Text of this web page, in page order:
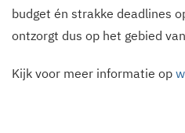
budget én strakke deadlines
ontzorgt dus op het gebied
Kijk voor meer informatie op